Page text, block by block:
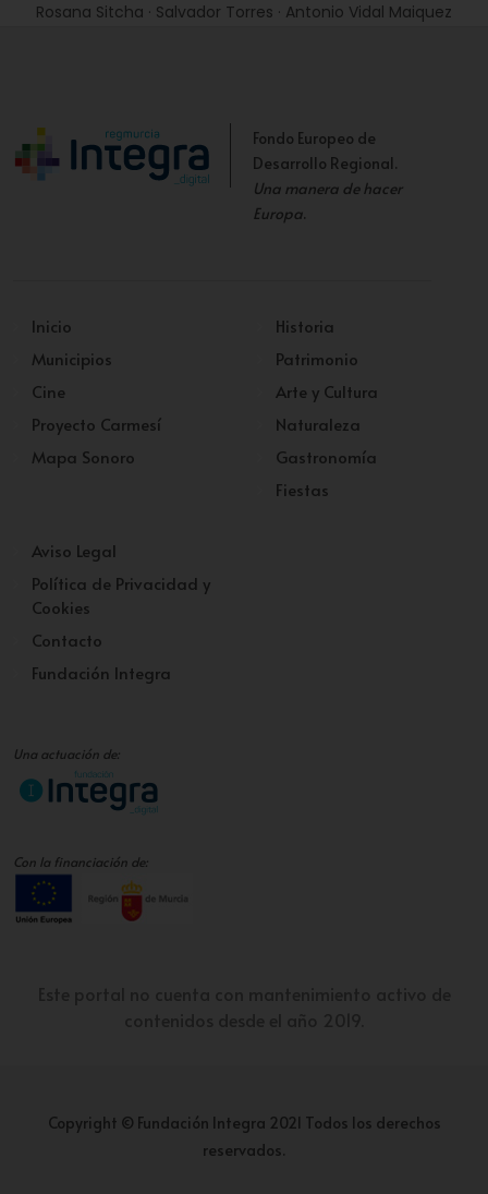
Rosana Sitcha · Salvador Torres · Antonio Vidal Maiquez
Fondo Europeo de
Desarrollo Regional.
Una manera de hacer
Europa.
Inicio
Municipios
Cine
Proyecto Carmesí
Mapa Sonoro
Historia
Patrimonio
Arte y Cultura
Naturaleza
Gastronomía
Fiestas
Aviso Legal
Política de Privacidad y
Cookies
Contacto
Fundación Integra
Una actuación de:
Con la financiación de:
Copyright © Fundación Integra 2021 Todos los derechos
reservados.